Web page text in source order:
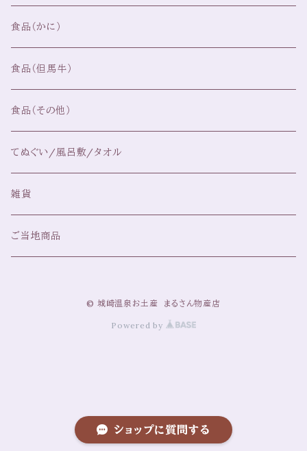
ショップに質問する
食品（かに）
食品（但馬牛）
食品（その他）
てぬぐい/風呂敷/タオル
雑貨
ご当地商品
© 城崎温泉お土産 まるさん物産店
Powered by